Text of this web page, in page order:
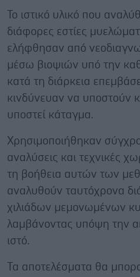
Το ιστικό υλικό που
διάφορες εστίες
ελήφθησαν από
μέσω βιοψιών υπό την
κατά τη διάρκεια
κινδύνευαν να υποστούν
υποστεί κάταγμα.
Χρησιμοποιήθηκαν
αναλύσεις και τεχνικές
τη βοήθεια αυτών των
αναλυθούν ταυτόχρονα
χιλιάδων μεμονωμένων
λαμβάνοντας υπόψη την
ιστό.
Τα αποτελέσματα θα